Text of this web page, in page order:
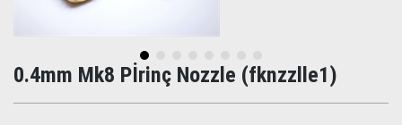
0.4mm Mk8 Pİrinç Nozzle (fknzzlle1)